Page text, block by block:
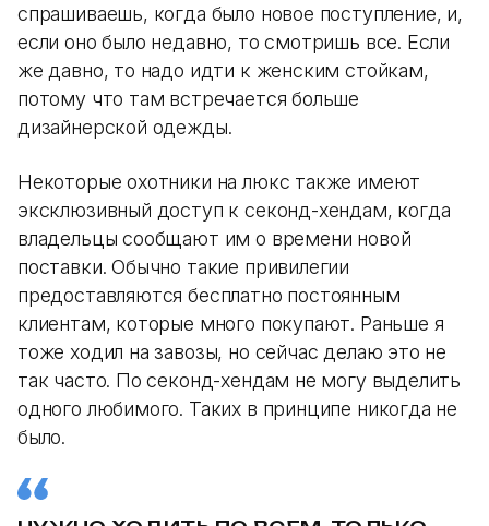
спрашиваешь, когда было новое поступление, и,
если оно было недавно, то смотришь все. Если
же давно, то надо идти к женским стойкам,
потому что там встречается больше
дизайнерской одежды.
Некоторые охотники на люкс также имеют
эксклюзивный доступ к секонд-хендам, когда
владельцы сообщают им о времени новой
поставки. Обычно такие привилегии
предоставляются бесплатно постоянным
клиентам, которые много покупают. Раньше я
тоже ходил на завозы, но сейчас делаю это не
так часто. По секонд-хендам не могу выделить
одного любимого. Таких в принципе никогда не
было.